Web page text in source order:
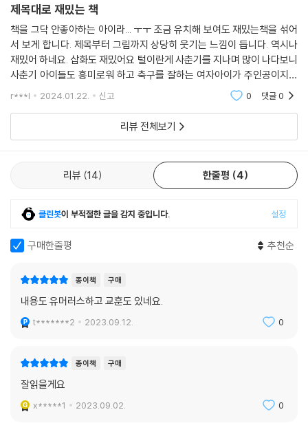
명에다가 ‘고슴도치’라는 별명까지 추가로 얻게 되지요. 하리의 분노는 극
에 달하고요.
다행히 하리의 가족들은 모두 털이 많았고, 털을 아무렇지도 않게 생각하
는 사람들이었어요. 내가 부끄러워하는 털을 아무렇지도 않게 ‘드러내는’
가족들의 모습을 보며, 하리는 다시 처음부터 생각합니다. ‘털 이야기를 하
면서 웃던 오빠의 표정이 자꾸만 생각났다. 왜 나는 오빠처럼 웃을 수 없을
본 적이 없다는 사실이었다. 나는 코밑에도 약간 털이 나고 손가락에도 털
이 있다. 하지만 텔레비전에서는 털이 많은 여자를 한 번도 본 적이 없다.
어야 한다고 생각했다. 마치 학교 수업 시간에 선생님이 가르쳐 주기라도
한 것처럼 말이다. 하지만 생각할수록 이상했다. 사람은 모두 털이 난다. 여
자도 마찬가지다. 그런데 왜 다들 숨기고 살까? 털 때문이 아니었다. 그런
걸로 놀리는 사람 때문에 속이 상했던 거다.(79쪽)‘
나의 털에게 자유를 선언한다!
나갑니다. 은채는 하라와는 정반대의 고민을 가지고 있었어요. 누가 봐도
예쁜 모델인 은채, 하지만 은채는 ‘여성답게’ 기른 자신의 머리카락이 불만
이었거든요. 두 친구는 성고정관념의 틀에서 스스로를 깨기로 결심하고 자
는 털 많은 내 다리가 좋아. 그러니까 앞으로 함부로 말하지 마. 알았어?”라
며 구지범에게 일갈하는 하리의 모습은 참 따라하고 싶은 대사지요.
이 이야기는 이진하 작가가 어린 시절에 겪었던 에피소드에서 시작되었어
제목대로 재밌는 책
책을 그닥 안좋아하는 아이라... ㅜㅜ 조금 유치해 보여도 재밌는책을 섞어
서 보게 합니다. 제목부터 그림까지 상당히 웃기는 느낌이 듭니다. 역시나
재밌어 하네요. 삽화도 재밌어요 털이란게 사춘기를 지나며 많이 나다보니
사춘기 아이들도 흥미로워 하고 축구를 잘하는 여자아이가 주인공이지만
가족(아빠, 삼촌이 털보 ^^)들도 나오고 엄마 언니도 기상천외한 곳에 털
r***l 2024.01.22. 신고 0 댓글0
리뷰 전체보기
리뷰 14 한줄평 4
클린봇이 부적절한 글을 감지 중입니다. 설정
구매한줄평 추천순
종이책 구매
내용도 유머러스하고 교훈도 있네요.
t*******2 2023.09.12. 0
종이책 구매
잘읽을게요
x*****1 2023.09.02. 0